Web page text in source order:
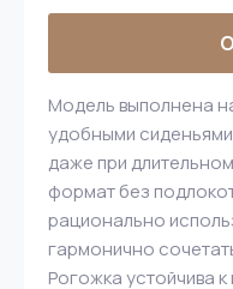
Модель выполнена
удобными
даже при
формат без
рационально
гармонично
Рогожка устойчива